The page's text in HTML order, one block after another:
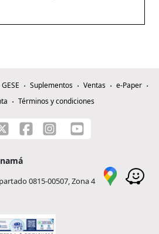
Suplementos Ventas
e-Paper
Términos y condiciones
0815-00507, Zona 4